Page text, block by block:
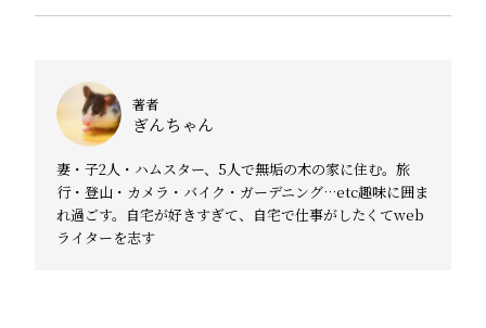
著者
ぎんちゃん
妻・子2人・ハムスター、5人で無垢の木の家に住む。旅
行・登山・カメラ・バイク・ガーデニング…etc趣味に囲ま
れ過ごす。自宅が好きすぎて、自宅で仕事がしたくてweb
ライターを志す